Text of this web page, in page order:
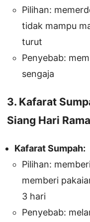
Pilihan:
tidak mampu
turut
Penyebab:
sengaja
3. Kafarat
Siang Hari
Kafarat Sumpah:
Pilihan:
memberi
3 hari
Penyebab: